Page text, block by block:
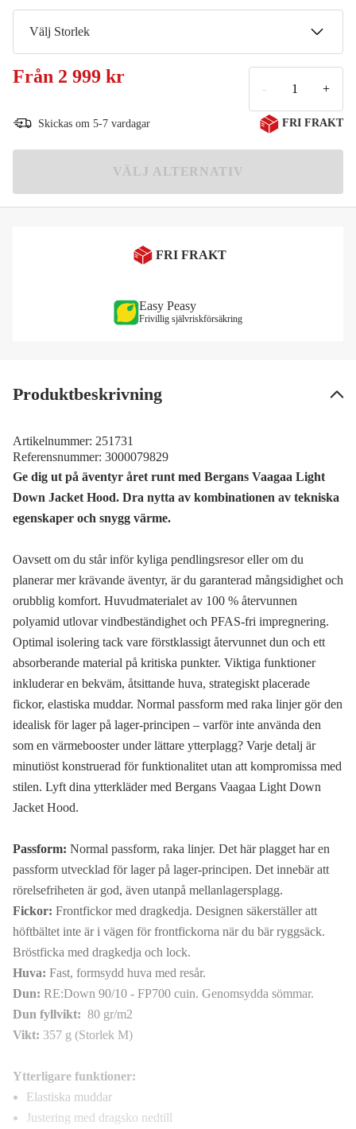
Välj Storlek
XS
2 999 kr
2 999 kr
Från 2 999 kr
- +
Skickas om 5-7 vardagar FRI FRAKT
VÄLJ ALTERNATIV
FRI FRAKT
Easy Peasy
Frivillig självriskförsäkring
Produktbeskrivning
Artikelnummer: 251731
Referensnummer: 3000079829
Ge dig ut på äventyr året runt med Bergans Vaagaa Light
Down Jacket Hood. Dra nytta av kombinationen av tekniska
egenskaper och snygg värme.
Oavsett om du står inför kyliga pendlingsresor eller om du
planerar mer krävande äventyr, är du garanterad mångsidighet och
orubblig komfort. Huvudmaterialet av 100 % återvunnen
polyamid utlovar vindbeständighet och PFAS-fri impregnering.
Optimal isolering tack vare förstklassigt återvunnet dun och ett
absorberande material på kritiska punkter. Viktiga funktioner
inkluderar en bekväm, åtsittande huva, strategiskt placerade
fickor, elastiska muddar. Normal passform med raka linjer gör den
idealisk för lager på lager-principen – varför inte använda den
som en värmebooster under lättare ytterplagg? Varje detalj är
minutiöst konstruerad för funktionalitet utan att kompromissa med
stilen. Lyft dina ytterkläder med Bergans Vaagaa Light Down
Jacket Hood.
Passform: Normal passform, raka linjer. Det här plagget har en
passform utvecklad för lager på lager-principen. Det innebär att
rörelsefriheten är god, även utanpå mellanlagersplagg.
Fickor: Frontfickor med dragkedja. Designen säkerställer att
höftbältet inte är i vägen för frontfickorna när du bär ryggsäck.
Bröstficka med dragkedja och lock.
Huva: Fast, formsydd huva med resår.
Dun: RE:Down 90/10 - FP700 cuin. Genomsydda sömmar.
Dun fyllvikt: 80 gr/m2
Vikt: 357 g (Storlek M)
Ytterligare funktioner:
Elastiska muddar
Justering med dragsko nedtill